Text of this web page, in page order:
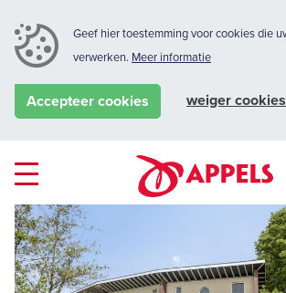
Geef hier toestemming voor cookies die
verwerken. Meer informatie
Accepteer cookies weiger cookies